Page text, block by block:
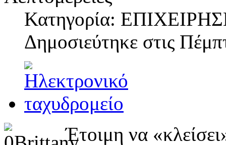
Κατηγορία:
Δημοσιεύτηκε στις
Έτοιμη να